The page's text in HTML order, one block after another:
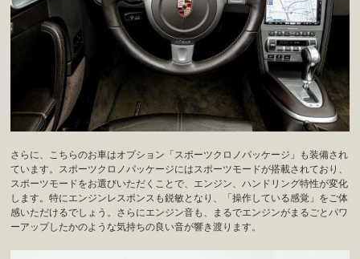
さらに、こちらのお車はオプション「スポーツクロノパッケージ」も装備され
ています。スポーツクロノパッケージにはスポーツモードが搭載されており、
スポーツモードをお選びいただくことで、エンジン、ハンドリング特性が変化
します。特にエンジンレスポンスも鋭敏となり、「操作している感覚」をご体
感いただけるでしょう。さらにエンジン音も、まるでエンジンがまるごとパワ
ーアップしたかのような気持ちの良い音が響き渡ります。